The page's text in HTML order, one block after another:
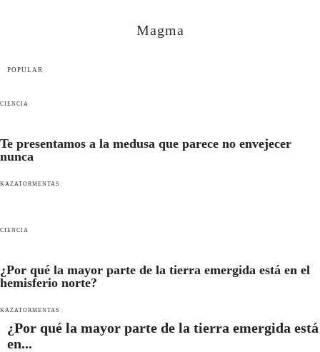
Magma
POPULAR
CIENCIA
Te presentamos a la medusa que parece no envejecer
nunca
KAZATORMENTAS
CIENCIA
¿Por qué la mayor parte de la tierra emergida está en el
hemisferio norte?
KAZATORMENTAS
¿Por qué la mayor parte de la tierra emergida está
en...